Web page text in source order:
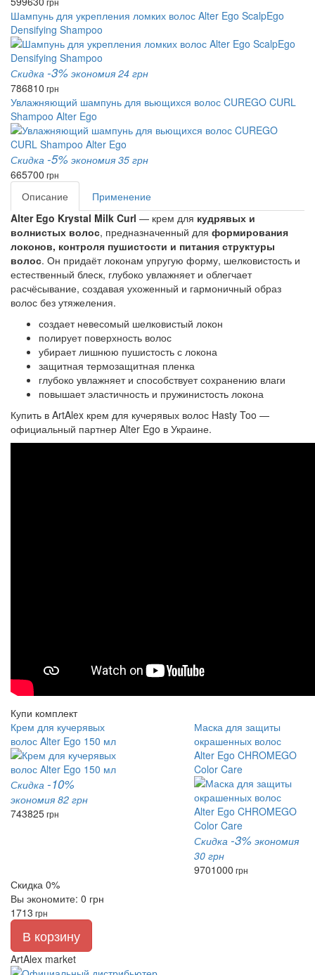
Шампунь для укрепления ломких волос Alter Ego ScalpEgo
Densifying Shampoo
Скидка -3% экономия 24 грн
786810 грн
Увлажняющий шампунь для вьющихся волос CUREGO CURL
Shampoo Alter Ego
Скидка -5% экономия 35 грн
665700 грн
Описание
Применение
Alter Ego Krystal Milk Curl — крем для кудрявых и
волнистых волос, предназначенный для формирования
локонов, контроля пушистости и питания структуры
волос. Он придаёт локонам упругую форму, шелковистость и
естественный блеск, глубоко увлажняет и облегчает
расчёсывание, создавая ухоженный и гармоничный образ
волос без утяжеления.
создает невесомый шелковистый локон
полирует поверхность волос
убирает лишнюю пушистость с локона
защитная термозащитная пленка
глубоко увлажняет и способствует сохранению влаги
повышает эластичность и пружинистость локона
Купить в ArtAlex крем для кучерявых волос Hasty Too —
официальный партнер Alter Ego в Украине.
Купи комплект
Крем для кучерявых
волос Alter Ego 150 мл
Скидка -10%
экономия 82 грн
743825грн
Маска для защиты
окрашенных волос
Alter Ego CHROMEGO
Color Care
Скидка-3% экономия
30 грн
9701000 грн
Скидка 0%
Вы экономите: 0 грн
1713 грн
В корзину
ArtAlex market